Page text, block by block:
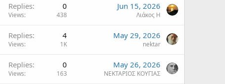
Replies 0
Views 438
Jun 15, 2026
Λιάκος Η
Replies 4
Views 1K
May 29, 2026
nektar
Replies 0
Views 163
May 26, 2026
ΝΕΚΤΑΡΙΟΣ ΚΟΥΓΙΑΣ